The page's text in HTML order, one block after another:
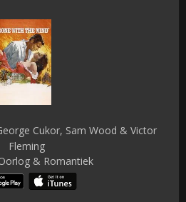
Cukor, Sam Wood & Victor
Fleming
& Romantiek